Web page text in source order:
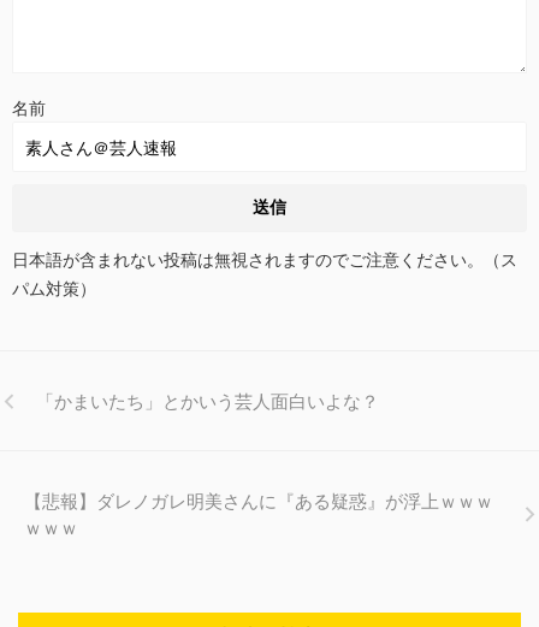
名前
日本語が含まれない投稿は無視されますのでご注意ください。（ス
パム対策）
「かまいたち」とかいう芸人面白いよな？
【悲報】ダレノガレ明美さんに『ある疑惑』が浮上ｗｗｗ
ｗｗｗ